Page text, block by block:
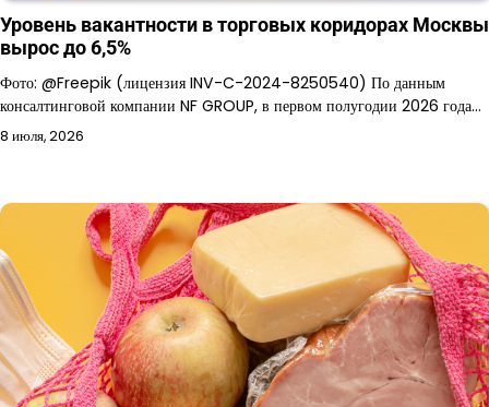
Уровень вакантности в торговых коридорах Москвы
вырос до 6,5%
Фото: @Freepik (лицензия INV-C-2024-8250540) По данным
консалтинговой компании NF GROUP, в первом полугодии 2026 года…
8 июля, 2026